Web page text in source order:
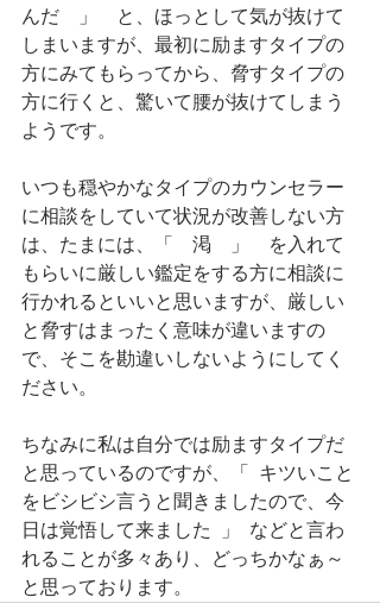
んだ　」　と、ほっとして気が抜けて
しまいますが、最初に励ますタイプの
方にみてもらってから、脅すタイプの
方に行くと、驚いて腰が抜けてしまう
ようです。
いつも穏やかなタイプのカウンセラー
に相談をしていて状況が改善しない方
は、たまには、「　渇　」　を入れて
もらいに厳しい鑑定をする方に相談に
行かれるといいと思いますが、厳しい
と脅すはまったく意味が違いますの
で、そこを勘違いしないようにしてく
ださい。
ちなみに私は自分では励ますタイプだ
と思っているのですが、「  キツいこと
をビシビシ言うと聞きましたので、今
日は覚悟して来ました  」  などと言わ
れることが多々あり、どっちかなぁ～
と思っております。